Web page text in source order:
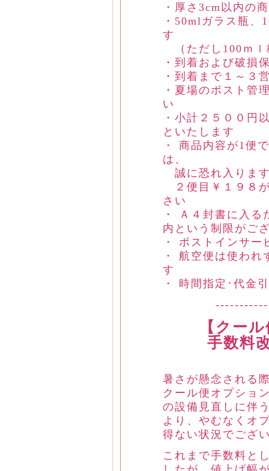
・厚さ3cm以内の
・50mlガラス瓶、
す
（ただし100ｍｌ
・到着および破損
・到着まで１～３
・夏場のポスト管
い
・小計２５００円
といたします
・ 商品内容が1便
は、
誠に恐れ入りま
２便目￥１９８
さい
・ Ａ４封書に入
内という制限がご
・ ポストインサー
・ 航空便は使わ
す
・ 時間指定･代金
【クー
手数料
暑さが懸念される
クール便オプショ
の設備見直しに伴
より、やむなくオ
得ない状況でござ
これまで手数料と